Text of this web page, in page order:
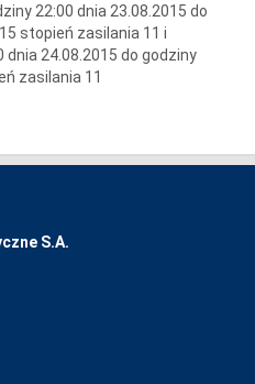
22:00 dnia 23.08.2015 do
stopień zasilania 11 i
24.08.2015 do godziny
zasilania 11
S.A.